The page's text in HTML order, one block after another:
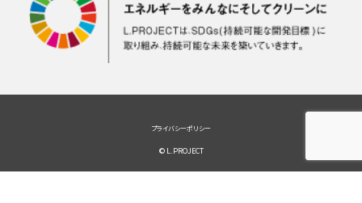
プライバシーポリシー
© L.PROJECT